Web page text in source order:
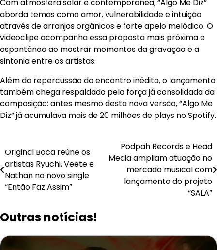
Com atmosfera solar e contemporânea, “Algo Me Diz”
aborda temas como amor, vulnerabilidade e intuição
através de arranjos orgânicos e forte apelo melódico. O
videoclipe acompanha essa proposta mais próxima e
espontânea ao mostrar momentos da gravação e a
sintonia entre os artistas.
Além da repercussão do encontro inédito, o lançamento
também chega respaldado pela força já consolidada da
composição: antes mesmo desta nova versão, “Algo Me
Diz” já acumulava mais de 20 milhões de plays no Spotify.
Navegação
de
Post
Original Boca reúne os
artistas Ryuchi, Veete e
Nathan no novo single
“Então Faz Assim”
Podpah Records e Head
Media ampliam atuação no
mercado musical com
lançamento do projeto
“SALA”
Outras notícias!